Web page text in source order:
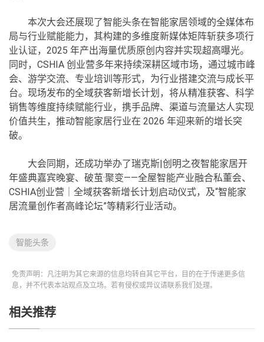
本次大会还展现了智能头条在智能家居领域的全媒体布
局与行业赋能能力，其构建的多维度新媒体矩阵斩获多项行
业认证，2025 年产出海量优质原创内容并实现超高曝光。
同时，CSHIA 创业营多年来持续深耕区域市场，通过城市峰
会、游学交流、专业培训等形式，为行业搭建交流与成长平
台。现场发布的全域获客新增长计划，将从精准获客、科学
销售等维度持续赋能行业，携手品牌、渠道与流量达人实现
价值共生，推动智能家居行业在 2026 年迎来新的增长突
破。
大会同期，还成功举办了瑞克斯|创明之夜智能家居开
年盛典嘉宾晚宴、破茧·聚变——全屋智能产业融合私董会、
CSHIA创业营｜全域获客新增长计划启动仪式，及“智能家
居流量创作者高峰论坛”等精彩行业活动。
智能头条
免责声明：凡注明为其它来源的信息均转自其它平台，目的在于传递更多信
息，并不代表本站观点及立场。若有侵权或异议请联系我们处理。
相关推荐